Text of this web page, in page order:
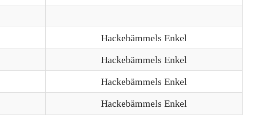
Hackebämmels Enkel
Hackebämmels Enkel
Hackebämmels Enkel
Hackebämmels Enkel